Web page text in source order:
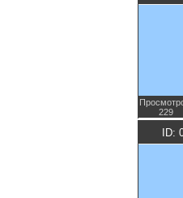
229
ID: